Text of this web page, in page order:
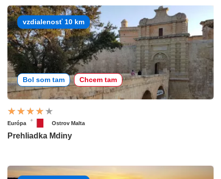
vzdialenosť 10 km
Bol som tam Chcem tam
Európa Ostrov Malta
Prehliadka Mdiny